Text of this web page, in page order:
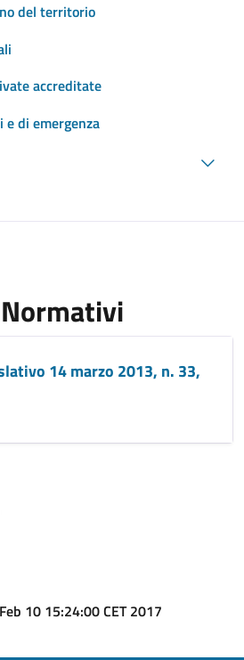
del territorio
accreditate
di emergenza
14 marzo 2013, n. 33,
10 15:24:00 CET 2017